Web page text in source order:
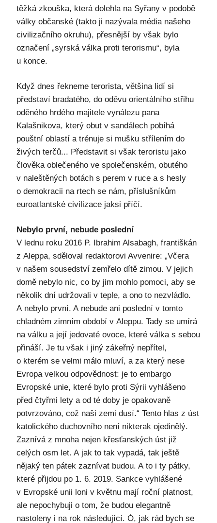
těžká zkouška, která dolehla na Syřany v podobě
války občanské (takto ji nazývala média našeho
civilizačního okruhu), přesnější by však bylo
označení „syrská válka proti terorismu“, byla
u konce.
Když dnes řekneme terorista, většina lidí si
představí bradatého, do oděvu orientálního střihu
oděného hrdého majitele vynálezu pana
Kalašnikova, který obut v sandálech pobíhá
pouštní oblastí a trénuje si mušku střílením do
živých terčů... Představit si však teroristu jako
člověka oblečeného ve společenském, obutého
v naleštěných botách s perem v ruce a s hesly
o demokracii na rtech se nám, příslušníkům
euroatlantské civilizace jaksi příčí.
Nebylo první, nebude poslední
V lednu roku 2016 P. Ibrahim Alsabagh, františkán
z Aleppa, sděloval redaktorovi Avvenire: „Včera
v našem sousedství zemřelo dítě zimou. V jejich
domě nebylo nic, co by jim mohlo pomoci, aby se
několik dní udržovali v teple, a ono to nezvládlo.
A nebylo první. A nebude ani poslední v tomto
chladném zimním období v Aleppu. Tady se umírá
na válku a její jedovaté ovoce, které válka s sebou
přináší. Je tu však i jiný zákeřný nepřítel,
o kterém se velmi málo mluví, a za který nese
Evropa velkou odpovědnost: je to embargo
Evropské unie, které bylo proti Sýrii vyhlášeno
před čtyřmi lety a od té doby je opakovaně
potvrzováno, což naši zemi dusí.“ Tento hlas z úst
katolického duchovního není nikterak ojedinělý.
Zaznívá z mnoha nejen křesťanských úst již
celých osm let. A jak to tak vypadá, tak ještě
nějaký ten pátek zaznívat budou. A to i ty pátky,
které přijdou po 1. 6. 2019. Sankce vyhlášené
v Evropské unii loni v květnu mají roční platnost,
ale nepochybuji o tom, že budou elegantně
nastoleny i na rok následující. Ó, jak rád bych se